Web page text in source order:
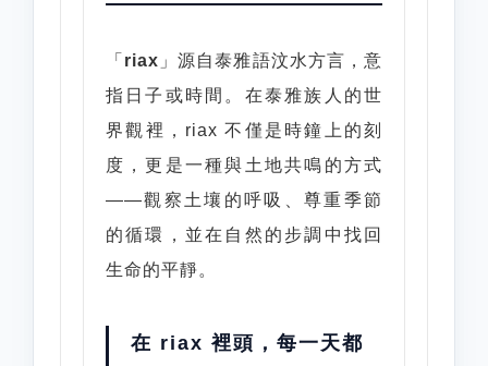
「 riax 」源自泰雅語汶水方言，意
指日子或時間。在泰雅族人的世
界觀裡，riax 不僅是時鐘上的刻
度，更是一種與土地共鳴的方式
——觀察土壤的呼吸、尊重季節
的循環，並在自然的步調中找回
生命的平靜。
在 riax 裡頭，每一天都